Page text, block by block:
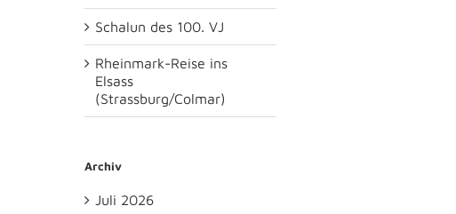
Schalun des 100. VJ
Rheinmark-Reise ins
Elsass
(Strassburg/Colmar)
Archiv
Juli 2026